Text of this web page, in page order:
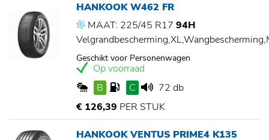
HANKOOK W462 FR
MAAT: 225/45 R17 94H
Geschikt voor Personenwagen
Op voorraad
B
C
72 db
€ 126,39 PER STUK
HANKOOK VENTUS PRIME4 K135